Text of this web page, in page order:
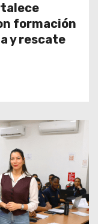
formación
y rescate